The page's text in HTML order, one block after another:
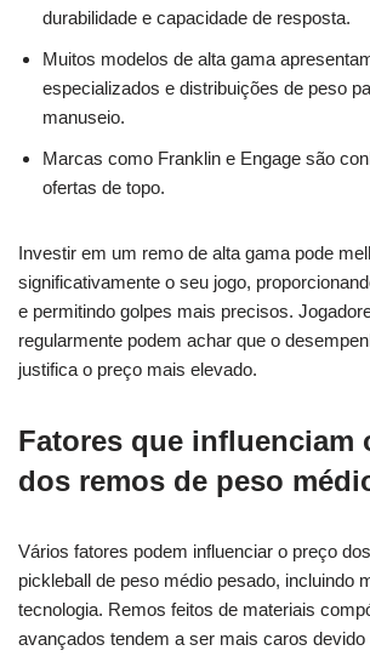
durabilidade e capacidade de resposta.
Muitos modelos de alta gama
especializados e distribuições de peso
manuseio.
Marcas como Franklin e Engage são
ofertas de topo.
Investir em um remo de alta gama pode
significativamente o seu jogo,
e permitindo golpes mais precisos.
regularmente podem achar que o
justifica o preço mais elevado.
Fatores que influenciam
dos remos de peso
Vários fatores podem influenciar o preço
pickleball de peso médio pesado, incluindo
tecnologia. Remos feitos de materiais
avançados tendem a ser mais caros devido